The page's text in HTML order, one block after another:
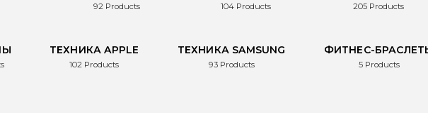
92 Products 104 Products 205 Products
ТЕХНИКА APPLE
102 Products
ТЕХНИКА SAMSUNG
93 Products
ФИТНЕС-
5 Products